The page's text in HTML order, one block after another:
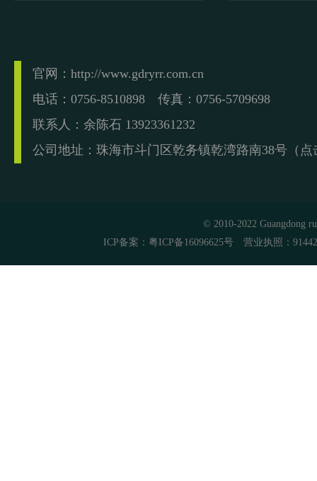
官网：http://www.gdryrr.com.cn
电话：0756-8510898 传真：0756-5709698
联系人：余陈石 13923361232
公司地址：珠海市斗门区乾务镇乾湾路南38号（
© 2010-2022 Guangdong
ICP备案：粤ICP备16096625号 营业执照：